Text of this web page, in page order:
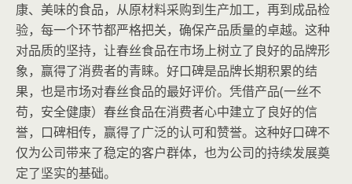
康、美味的食品，从原材料采购到生产加工，再到成品检
验，每一个环节都严格把关，确保产品质量的卓越。这种
对品质的坚持，让春丝食品在市场上树立了良好的品牌形
象，赢得了消费者的青睐。好口碑是品牌长期积累的结
果，也是市场对春丝食品的最好评价。凭借产品(一丝不
苟，安全健康）春丝食品在消费者心中建立了良好的信
誉，口碑相传，赢得了广泛的认可和赞誉。这种好口碑不
仅为公司带来了稳定的客户群体，也为公司的持续发展奠
定了坚实的基础。